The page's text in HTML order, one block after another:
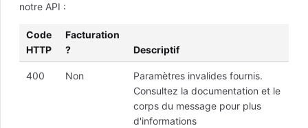
notre API :
Code
HTTP
Facturation
?
Descriptif
400 Non
Paramètres invalides fournis.
Consultez la documentation et le
corps du message pour plus
d'informations